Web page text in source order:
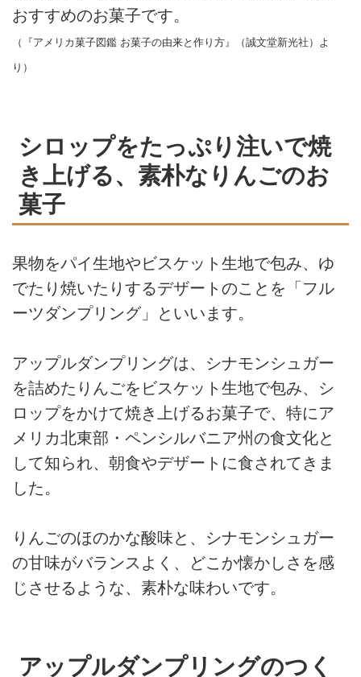
おすすめのお菓子です。
（『アメリカ菓子図鑑 お菓子の由来と作り方』（誠文堂新光社）よ
り）
シロップをたっぷり注いで焼
き上げる、素朴なりんごのお
菓子
果物をパイ生地やビスケット生地で包み、ゆ
でたり焼いたりするデザートのことを「フル
ーツダンプリング」といいます。
アップルダンプリングは、シナモンシュガー
を詰めたりんごをビスケット生地で包み、シ
ロップをかけて焼き上げるお菓子で、特にア
メリカ北東部・ペンシルバニア州の食文化と
して知られ、朝食やデザートに食されてきま
した。
りんごのほのかな酸味と、シナモンシュガー
の甘味がバランスよく、どこか懐かしさを感
じさせるような、素朴な味わいです。
アップルダンプリングのつく